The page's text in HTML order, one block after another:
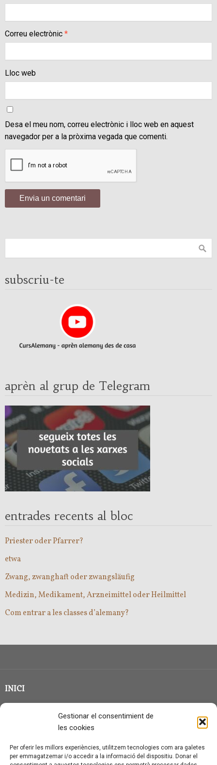
Gestionar el consentimient de
les cookies
Per oferir les millors experiències, utilitzem tecnologies com ara galetes
per emmagatzemar i/o accedir a la informació del dispositiu. Donar el
Correu electrònic *
Lloc web
Desa el meu nom, correu electrònic i lloc web en aquest
navegador per a la pròxima vegada que comenti.
subscriu-te
aprèn al grup de Telegram
entrades recents al bloc
Priester oder Pfarrer?
etwa
Zwang, zwanghaft oder zwangsläufig
Medizin, Medikament, Arzneimittel oder Heilmittel
Com entrar a les classes d’alemany?
INICI
QUI SOC?
CONTACTE